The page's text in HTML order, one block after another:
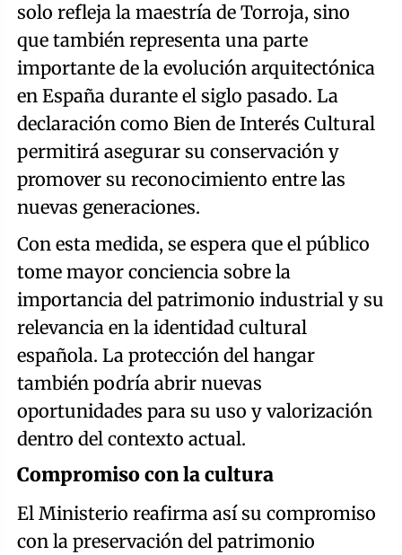
solo refleja la maestría de Torroja, sino
que también representa una parte
importante de la evolución arquitectónica
en España durante el siglo pasado. La
declaración como Bien de Interés Cultural
permitirá asegurar su conservación y
promover su reconocimiento entre las
nuevas generaciones.
Con esta medida, se espera que el público
tome mayor conciencia sobre la
importancia del patrimonio industrial y su
relevancia en la identidad cultural
española. La protección del hangar
también podría abrir nuevas
oportunidades para su uso y valorización
dentro del contexto actual.
Compromiso con la cultura
El Ministerio reafirma así su compromiso
con la preservación del patrimonio